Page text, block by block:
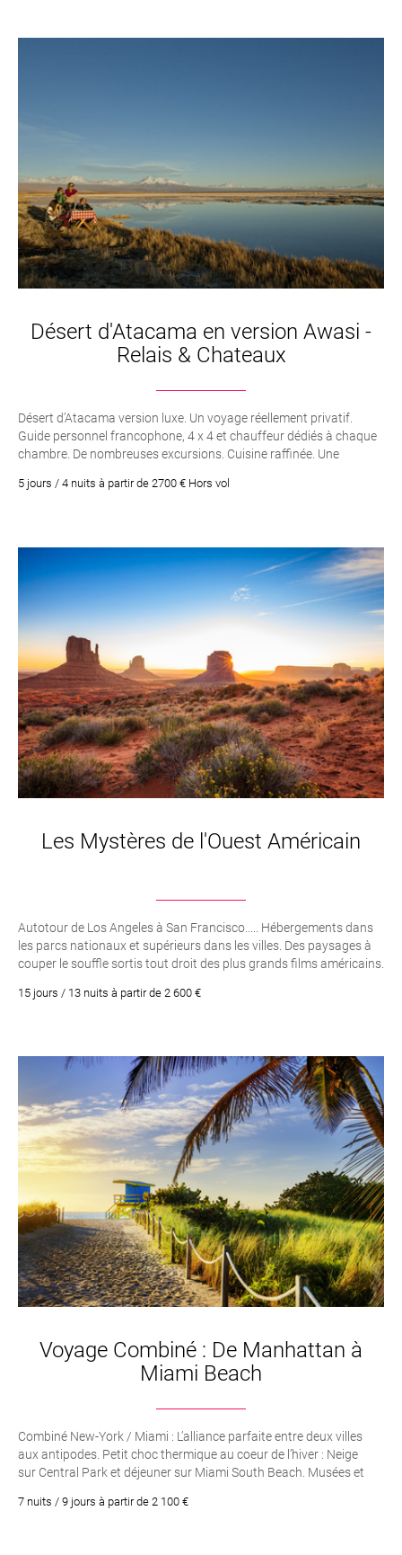
Désert d'Atacama en version Awasi -
Relais & Chateaux
Désert d’Atacama version luxe. Un voyage réellement privatif.
Guide personnel francophone, 4 x 4 et chauffeur dédiés à chaque
chambre. De nombreuses excursions. Cuisine raffinée. Une
5 jours / 4 nuits à partir de 2700 € Hors vol
Les Mystères de l'Ouest Américain
Autotour de Los Angeles à San Francisco..... Hébergements dans
les parcs nationaux et supérieurs dans les villes. Des paysages à
couper le souffle sortis tout droit des plus grands films américains.
15 jours / 13 nuits à partir de 2 600 €
Voyage Combiné : De Manhattan à
Miami Beach
Combiné New-York / Miami : L’alliance parfaite entre deux villes
aux antipodes. Petit choc thermique au coeur de l’hiver : Neige
sur Central Park et déjeuner sur Miami South Beach. Musées et
de la Floride. Un hôtel à New York à deux pas de Central Park. Un
7 nuits / 9 jours à partir de 2 100 €